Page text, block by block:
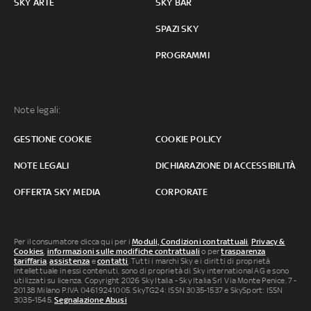
SKY ARTE SKY BAR
SPAZI SKY
PROGRAMMI
Note legali:
GESTIONE COOKIE COOKIE POLICY
NOTE LEGALI DICHIARAZIONE DI ACCESSIBILITÀ
OFFERTA SKY MEDIA CORPORATE
Per il consumatore clicca qui per iModuli, Condizioni contrattuali, Privacy &
Cookies, informazioni sulle modifiche contrattuali o pertrasparenza
tariffaria,assistenza econtatti. Tutti i marchi Sky e i diritti di proprietà
intellettuale in essi contenuti, sono di proprietà di Sky international AG e sono
utilizzati su licenza. Copyright 2026 Sky Italia - Sky Italia Srl Via Monte Penice, 7 -
20138 Milano P.IVA 04619241005. SkyTG24: ISSN 3035-1537 e SkySport: ISSN
3035-1545.Segnalazione Abusi